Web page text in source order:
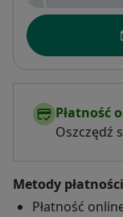
Dostępność
Płatność
Oszczędź
Metody
Płatność